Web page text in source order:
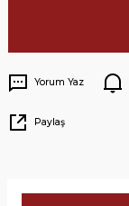
Yorum Yaz
Paylaş